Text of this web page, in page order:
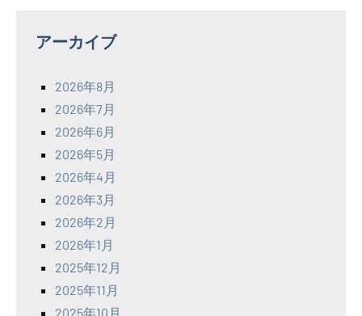
アーカイブ
2026年8月
2026年7月
2026年6月
2026年5月
2026年4月
2026年3月
2026年2月
2026年1月
2025年12月
2025年11月
2025年10月